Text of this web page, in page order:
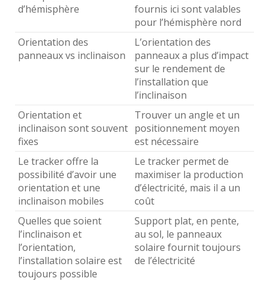
d’hémisphère
fournis ici sont valables
pour l’hémisphère nord
Orientation des
panneaux vs inclinaison
L’orientation des
panneaux a plus d’impact
sur le rendement de
l’installation que
l’inclinaison
Orientation et
inclinaison sont souvent
fixes
Trouver un angle et un
positionnement moyen
est nécessaire
Le tracker offre la
possibilité d’avoir une
orientation et une
inclinaison mobiles
Le tracker permet de
maximiser la production
d’électricité, mais il a un
coût
Quelles que soient
l’inclinaison et
l’orientation,
l’installation solaire est
toujours possible
Support plat, en pente,
au sol, le panneaux
solaire fournit toujours
de l’électricité